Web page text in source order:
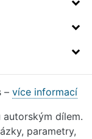
– více informací
dílem.
parametry,